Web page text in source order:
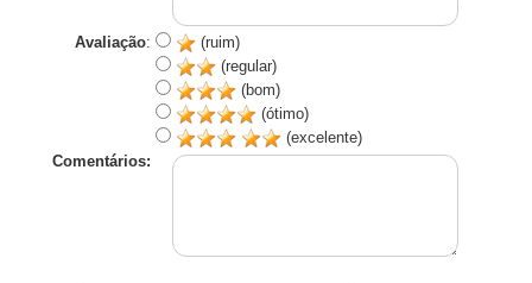
Avaliação:
(ruim)
(regular)
(bom)
(ótimo)
(excelente)
Comentários: